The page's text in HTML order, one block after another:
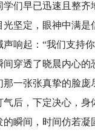
们早已迅速且整齐
光坚定，眼神中满是
响起：“我们支持
间穿透了晓晨内心的
一张张真挚的脸庞
后，下定决心，身
瞬间，时间仿若凝